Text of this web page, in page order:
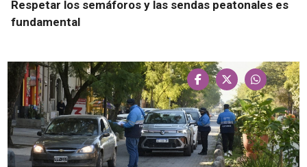
Respetar los semáforos y las sendas peatonales es
fundamental